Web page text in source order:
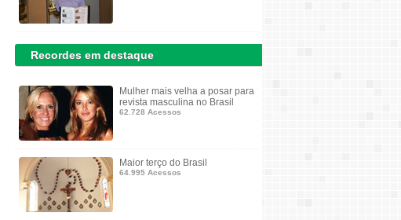
Recordes em destaque
Mulher mais velha a posar para
revista masculina no Brasil
62.728 Acessos
Maior terço do Brasil
64.995 Acessos